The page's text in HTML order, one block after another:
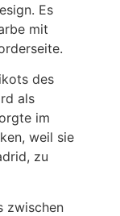
Es
mit
des
als
im
weil sie
zu
zwischen